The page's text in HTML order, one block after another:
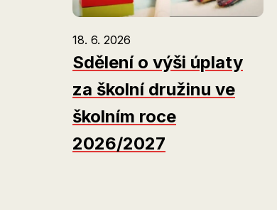
18. 6. 2026
Sdělení o výši úplaty
za školní družinu ve
školním roce
2026/2027